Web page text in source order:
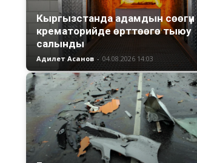
Кыргызстанда адамдын сөөгүн
крематорийде өрттөөгө тыюу
салынды
Адилет Асанов - 04.08.2026 14:03